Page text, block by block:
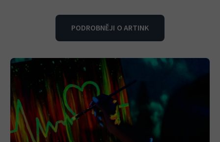
PODROBNĚJI O ARTINK